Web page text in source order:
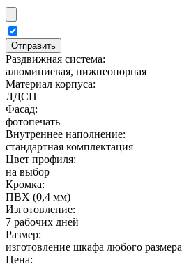
Раздвижная система:
алюминиевая, нижнеопорная
Материал корпуса:
ЛДСП
Фасад:
фотопечать
Внутреннее наполнение:
стандартная комплектация
Цвет профиля:
на выбор
Кромка:
ПВХ (0,4 мм)
Изготовление:
7 рабочих дней
Размер:
изготовление шкафа любого размера
Цена: